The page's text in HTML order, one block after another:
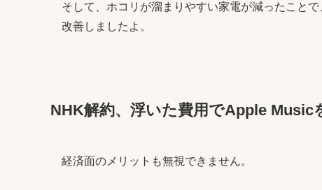
そして、ホコリが溜まりやすい家電が減ったこと
改善しましたよ。
NHK解約、浮いた費用でApple Music
経済面のメリットも無視できません。